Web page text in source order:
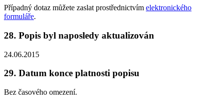
Případný dotaz můžete zaslat prostřednictvím elektronického
formuláře.
28. Popis byl naposledy aktualizován
24.06.2015
29. Datum konce platnosti popisu
Bez časového omezení.